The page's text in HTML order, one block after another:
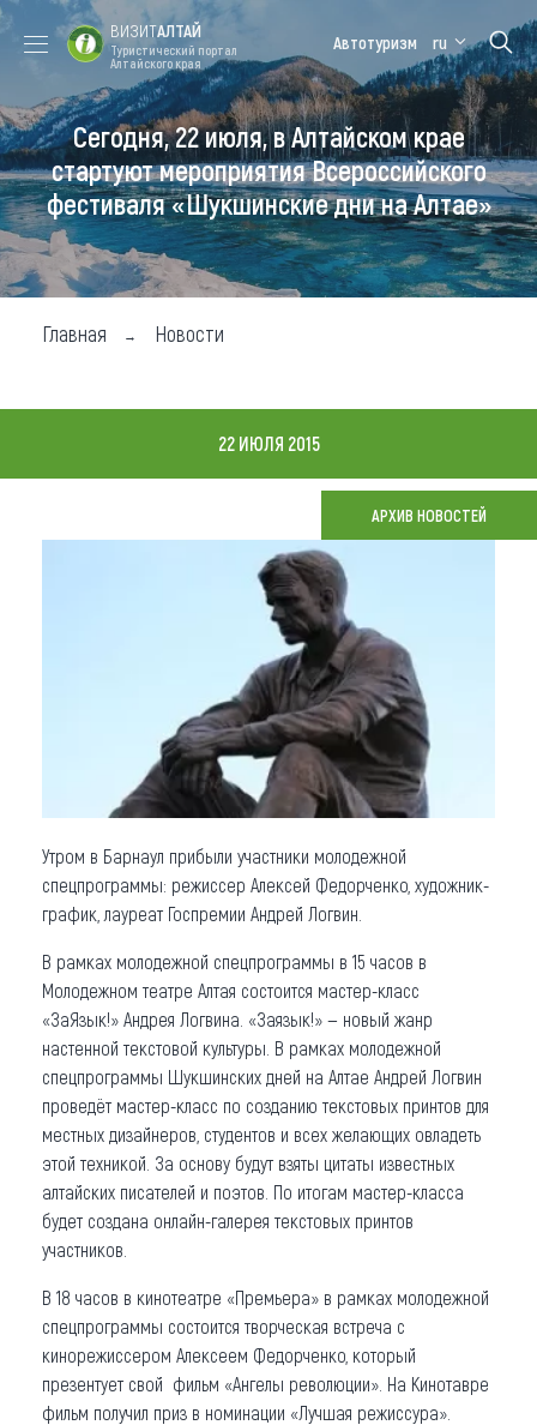
Форум VISIT
ALTAI
Цветение
маральника
Медицинский
форум
Алтайская
зимовка
Туры
Где побывать
Чем заняться
Карта
Что привезти (сувениры)
Коллекция впечатлений
Другие рубрики
ВИЗИТАЛТАЙ
Туристический портал
Алтайского края
Автотуризм ru
Сегодня, 22 июля, в Алтайском крае
стартуют мероприятия Всероссийского
фестиваля «Шукшинские дни на Алтае»
Главная Новости
22 ИЮЛЯ 2015
АРХИВ НОВОСТЕЙ
Утром в Барнаул прибыли участники молодежной
спецпрограммы: режиссер Алексей Федорченко, художник-
график, лауреат Госпремии Андрей Логвин.
В рамках молодежной спецпрограммы в 15 часов в
Молодежном театре Алтая состоится мастер-класс
«ЗаЯзык!» Андрея Логвина. «Заязык!» — новый жанр
настенной текстовой культуры. В рамках молодежной
спецпрограммы Шукшинских дней на Алтае Андрей Логвин
проведёт мастер-класс по созданию текстовых принтов для
местных дизайнеров, студентов и всех желающих овладеть
этой техникой. За основу будут взяты цитаты известных
алтайских писателей и поэтов. По итогам мастер-класса
будет создана онлайн-галерея текстовых принтов
участников.
В 18 часов в кинотеатре «Премьера» в рамках молодежной
спецпрограммы состоится творческая встреча с
кинорежиссером Алексеем Федорченко, который
презентует свой фильм «Ангелы революции». На Кинотавре
фильм получил приз в номинации «Лучшая режиссура».